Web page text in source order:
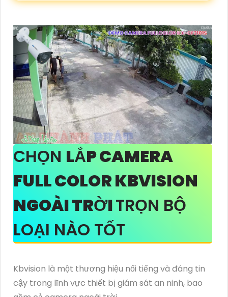
CHỌN LẮP CAMERA
FULL COLOR KBVISION
NGOÀI TRỜITRỌN BỘ
LOẠI NÀO TỐT
Kbvision là một thương hiệu nổi tiếng và đáng tin
cậy trong lĩnh vực thiết bị giám sát an ninh, bao